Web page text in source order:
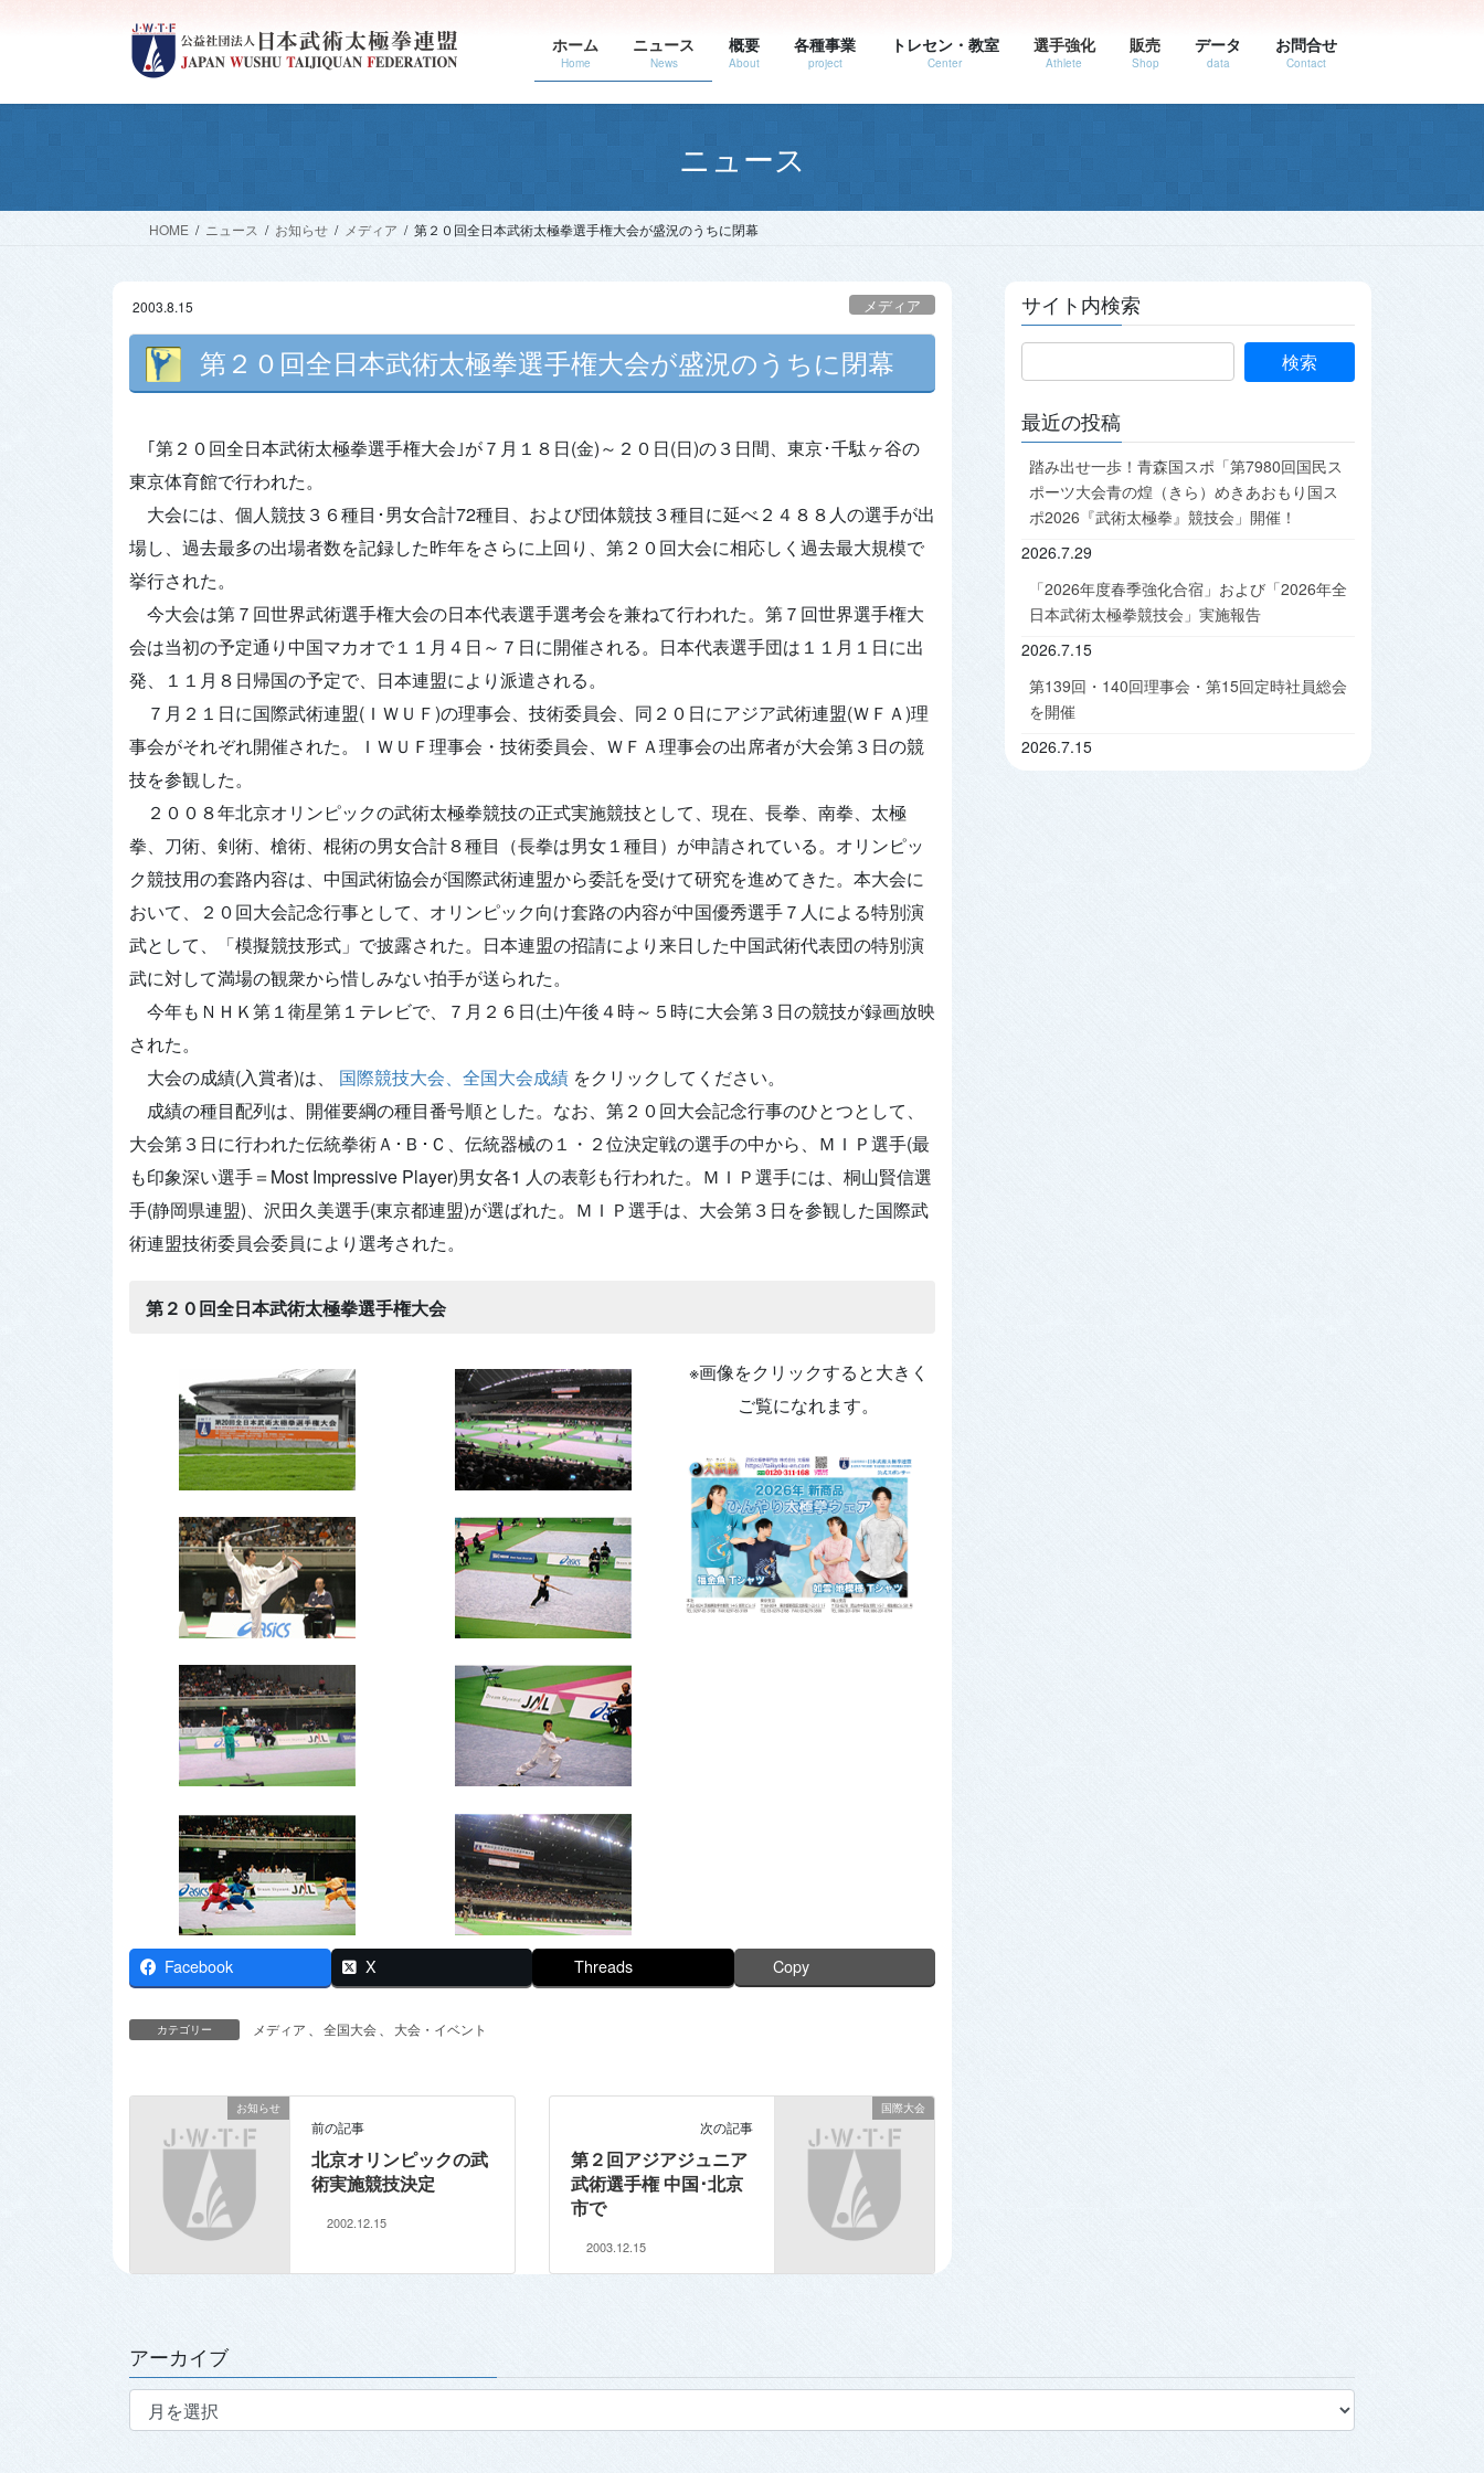
ホーム
Home
ニュース
News
概要
About
各種事業
project
トレセン・教室
Center
選手強化
Athlete
販売
Shop
データ
data
お問合せ
Contact
ニュース
HOME ニュース お知らせ メディア 第２０回全日本武術太極拳選手権大会が盛況のうちに閉幕
2003.8.15 メディア
第２０回全日本武術太極拳選手権大会が盛況のうちに閉幕
｢第２０回全日本武術太極拳選手権大会｣が７月１８日(金)～２０日(日)の３日間、東京･千駄ヶ谷の
東京体育館で行われた。
大会には、個人競技３６種目･男女合計72種目、および団体競技３種目に延べ２４８８人の選手が出
場し、過去最多の出場者数を記録した昨年をさらに上回り、第２０回大会に相応しく過去最大規模で
挙行された。
今大会は第７回世界武術選手権大会の日本代表選手選考会を兼ねて行われた。第７回世界選手権大
会は当初の予定通り中国マカオで１１月４日～７日に開催される。日本代表選手団は１１月１日に出
発、１１月８日帰国の予定で、日本連盟により派遣される。
７月２１日に国際武術連盟(ＩＷＵＦ)の理事会、技術委員会、同２０日にアジア武術連盟(ＷＦＡ)理
事会がそれぞれ開催された。ＩＷＵＦ理事会・技術委員会、ＷＦＡ理事会の出席者が大会第３日の競
技を参観した。
２００８年北京オリンピックの武術太極拳競技の正式実施競技として、現在、長拳、南拳、太極
拳、刀術、剣術、槍術、棍術の男女合計８種目（長拳は男女１種目）が申請されている。オリンピッ
ク競技用の套路内容は、中国武術協会が国際武術連盟から委託を受けて研究を進めてきた。本大会に
おいて、２０回大会記念行事として、オリンピック向け套路の内容が中国優秀選手７人による特別演
武として、「模擬競技形式」で披露された。日本連盟の招請により来日した中国武術代表団の特別演
武に対して満場の観衆から惜しみない拍手が送られた。
今年もＮＨＫ第１衛星第１テレビで、７月２６日(土)午後４時～５時に大会第３日の競技が録画放映
された。
大会の成績(入賞者)は、 国際競技大会、全国大会成績 をクリックしてください。
成績の種目配列は、開催要綱の種目番号順とした。なお、第２０回大会記念行事のひとつとして、
大会第３日に行われた伝統拳術Ａ･Ｂ･Ｃ、伝統器械の１・２位決定戦の選手の中から、ＭＩＰ選手(最
も印象深い選手＝Most Impressive Player)男女各1 人の表彰も行われた。ＭＩＰ選手には、桐山賢信選
手(静岡県連盟)、沢田久美選手(東京都連盟)が選ばれた。ＭＩＰ選手は、大会第３日を参観した国際武
術連盟技術委員会委員により選考された。
第２０回全日本武術太極拳選手権大会
※画像をクリックすると大きく
ご覧になれます。
Facebook X Threads Copy
カテゴリー メディア 全国大会 大会・イベント
お知らせ
前の記事
北京オリンピックの武
術実施競技決定
2002.12.15
国際大会
次の記事
第２回アジアジュニア
武術選手権 中国･北京
市で
2003.12.15
サイト内検索
最近の投稿
踏み出せ一歩！青森国スポ「第7980回国民ス
ポーツ大会青の煌（きら）めきあおもり国ス
ポ2026『武術太極拳』競技会」開催！
2026.7.29
「2026年度春季強化合宿」および「2026年全
日本武術太極拳競技会」実施報告
2026.7.15
第139回・140回理事会・第15回定時社員総会
を開催
2026.7.15
アーカイブ
ア